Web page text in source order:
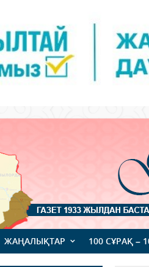
ЖАҢАЛЫҚТАР 100 СҰРАҚ –